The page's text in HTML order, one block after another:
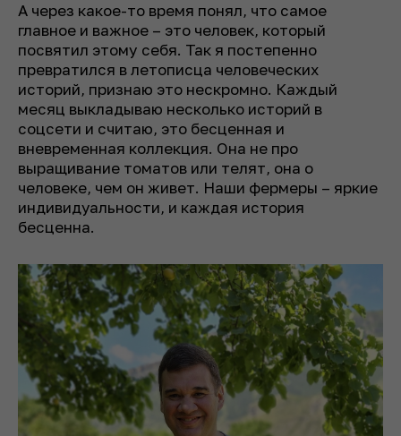
А через какое-то время понял, что самое
главное и важное – это человек, который
посвятил этому себя. Так я постепенно
превратился в летописца человеческих
историй, признаю это нескромно. Каждый
месяц выкладываю несколько историй в
соцсети и считаю, это бесценная и
вневременная коллекция. Она не про
выращивание томатов или телят, она о
человеке, чем он живет. Наши фермеры – яркие
индивидуальности, и каждая история
бесценна.